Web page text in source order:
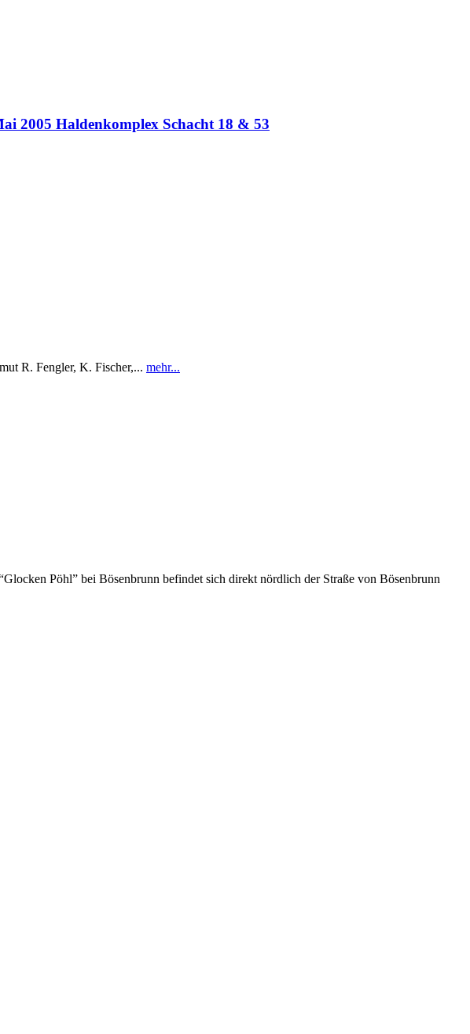
2005 Haldenkomplex Schacht 18 & 53
R. Fengler, K. Fischer,... mehr...
Pöhl” bei Bösenbrunn befindet sich direkt nördlich der Straße von Bösenbrunn